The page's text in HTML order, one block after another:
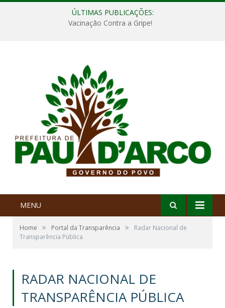
ÚLTIMAS PUBLICAÇÕES:
Vacinação Contra a Gripe!
MENU
Home » Portal da Transparência »
Radar Nacional de
Transparência Pública
RADAR NACIONAL DE
TRANSPARÊNCIA PÚBLICA